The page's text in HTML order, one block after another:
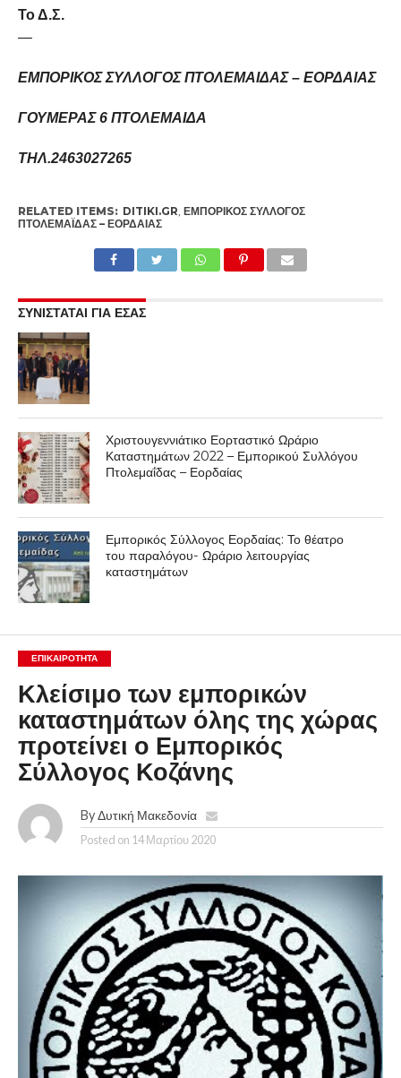
Το Δ.Σ.
—
ΕΜΠΟΡΙΚΟΣ ΣΥΛΛΟΓΟΣ ΠΤΟΛΕΜΑΙΔΑΣ – ΕΟΡΔΑΙΑΣ
ΓΟΥΜΕΡΑΣ 6 ΠΤΟΛΕΜΑΙΔΑ
ΤΗΛ.2463027265
RELATED ITEMS: DITIKI.GR, ΕΜΠΟΡΙΚΌΣ ΣΎΛΛΟΓΟΣ
ΠΤΟΛΕΜΑΪ́ΔΑΣ – ΕΟΡΔΑΊΑΣ
ΣΥΝΙΣΤΑΤΑΙ ΓΙΑ ΕΣΑΣ
Χριστουγεννιάτικο Εορταστικό Ωράριο
Καταστημάτων 2022 – Εμπορικού Συλλόγου
Πτολεμαΐδας – Εορδαίας
Εμπορικός Σύλλογος Εορδαίας: Το θέατρο
του παραλόγου- Ωράριο λειτουργίας
καταστημάτων
ΕΠΙΚΑΙΡΟΤΗΤΑ
Κλείσιμο των εμπορικών
καταστημάτων όλης της χώρας
προτείνει ο Εμπορικός
Σύλλογος Κοζάνης
By Δυτική Μακεδονία
Posted on 14 Μαρτίου 2020